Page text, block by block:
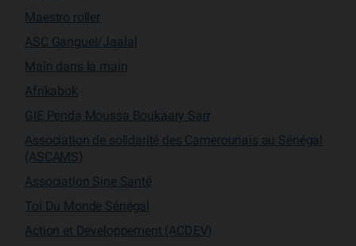
Maestro roller
ASC Ganguel/Jaalal
Main dans la main
Afrikabok
GIE Penda Moussa Boukaary Sarr
Association de solidarité des Camerounais au Sénégal
(ASCAMS)
Association Sine Santé
Toi Du Monde Sénégal
Action et Developpement (ACDEV)